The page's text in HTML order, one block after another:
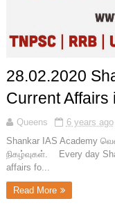
28.02.2020
Current Affairs
Queens
6 years ago
Shankar IAS Academy
நிகழ்வுகள். Every day
affairs fo...
Read More